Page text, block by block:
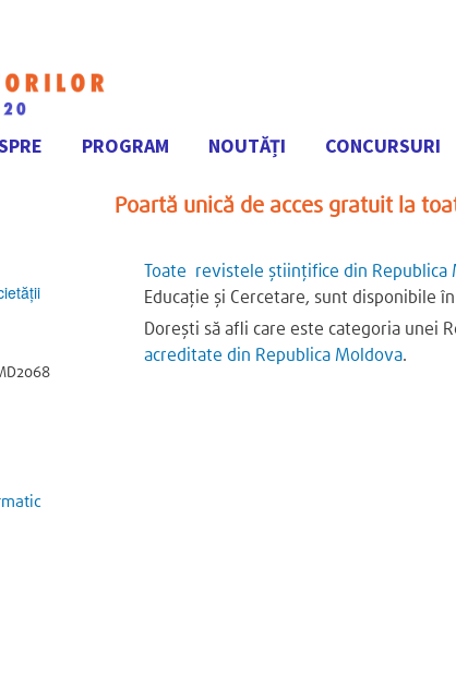
la
PROGRAM NOUTĂȚI CONCURSURI
Poartă unică de acces gratuit la
Toate revistele științifice din Republica
Educație și Cercetare, sunt disponibile
Dorești să afli care este categoria unei
acreditate din Republica Moldova.